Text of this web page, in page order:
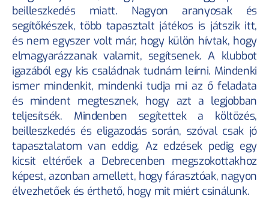
beilleszkedés miatt. Nagyon aranyosak és
segítőkészek, több tapasztalt játékos is játszik itt,
és nem egyszer volt már, hogy külön hívtak, hogy
elmagyarázzanak valamit, segítsenek. A klubbot
igazából egy kis családnak tudnám leírni. Mindenki
ismer mindenkit, mindenki tudja mi az ő feladata
és mindent megtesznek, hogy azt a legjobban
teljesítsék. Mindenben segítettek a költözés,
beilleszkedés és eligazodás során, szóval csak jó
tapasztalatom van eddig. Az edzések pedig egy
kicsit eltérőek a Debrecenben megszokottakhoz
képest, azonban amellett, hogy fárasztóak, nagyon
élvezhetőek és érthető, hogy mit miért csinálunk.